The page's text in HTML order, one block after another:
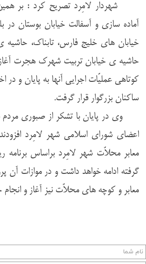
شهردار لامِرد تصریح کرد : بر
آماده سازی و آسفالت خیابان بوستان در
خیابان های خلیج فارس، تابناک، حاشیه
حاشیه ی خیابان تربیت شهرک هجرت
کوتاهی عملیّات اجرایی آنها به پایان و در
ساکنان بزرگوار قرار گرفت.
وی در پایان با تشکر از صبوری
اعضای شورای اسلامی شهر لامِرد
معابر محلاّت شهر لامِرد براساس
گرفته ادامه خواهد داشت و در موازات آن
معابر و کوچه های محلاّت نیز آغاز و